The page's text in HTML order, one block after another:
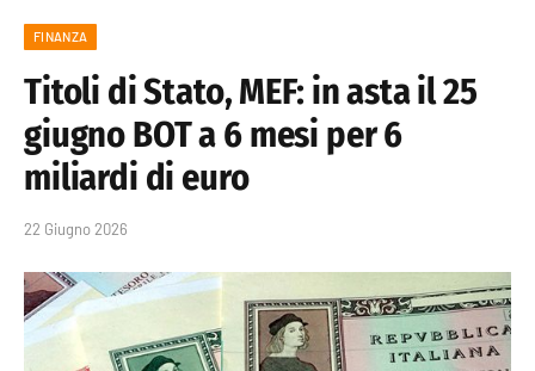
FINANZA
Titoli di Stato, MEF: in asta il 25
giugno BOT a 6 mesi per 6
miliardi di euro
22 Giugno 2026